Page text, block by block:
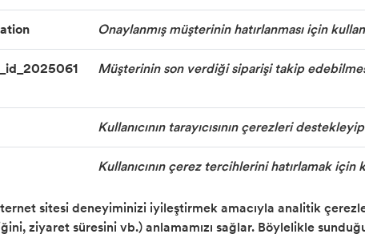
Onaylanmış müşterinin hatırlanması için
Müşterinin son verdiği siparişi takip
Kullanıcının tarayıcısının çerezleri
Kullanıcının çerez tercihlerini hatırlamak için
sitesi deneyiminizi iyileştirmek amacıyla analitik
ziyaret süresini vb.) anlamamızı sağlar. Böylelikle